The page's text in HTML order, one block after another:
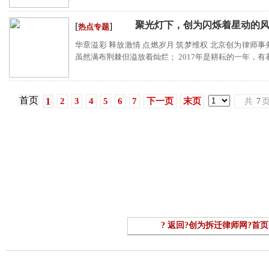
[热点专题] 聚光灯下，创为闪烁着星动的
华章溢彩 释放激情 点燃岁月 筑梦维权 北京创为律师
虽然满布荆棘但溢放着灿烂； 2017年是耕耘的一年，有
首页 1 2 3 4 5 6 7 下一页 末页 共 7
? 返回?创为拆迁律师网?首